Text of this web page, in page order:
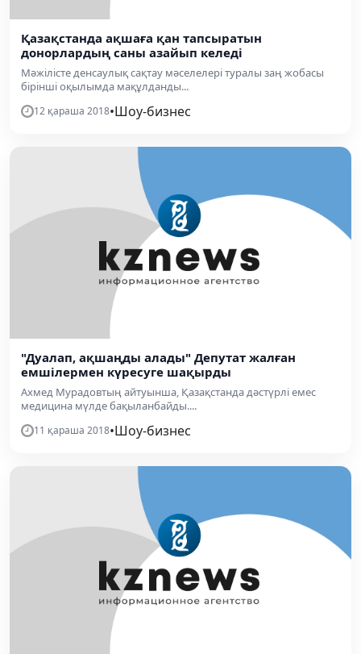
Қазақстанда ақшаға қан тапсыратын
донорлардың саны азайып келеді
Мәжілісте денсаулық сақтау мәселелері туралы заң жобасы
бірінші оқылымда мақұлданды...
12 қараша 2018•Шоу-бизнес
"Дуалап, ақшаңды алады" Депутат жалған
емшілермен күресуге шақырды
Ахмед Мурадовтың айтуынша, Қазақстанда дәстүрлі емес
медицина мүлде бақыланбайды....
11 қараша 2018•Шоу-бизнес